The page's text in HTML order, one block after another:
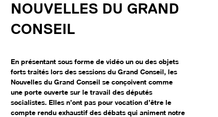
NOUVELLES DU GRAND
CONSEIL
En présentant sous forme de vidéo un ou des objets
forts traités lors des sessions du Grand Conseil, les
Nouvelles du Grand Conseil se conçoivent comme
une porte ouverte sur le travail des députés
socialistes. Elles n’ont pas pour vocation d’être le
compte rendu exhaustif des débats qui animent notre